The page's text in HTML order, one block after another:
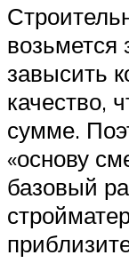
возьмется
завысить
качество,
сумме.
«основу
базовый